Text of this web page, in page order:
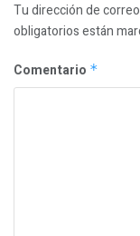
Tu dirección de
obligatorios están
Comentario *